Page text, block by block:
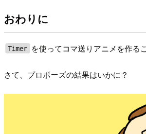
おわりに
Timer を使ってコマ送りアニメを作る
さて、プロポーズの結果はいかに？